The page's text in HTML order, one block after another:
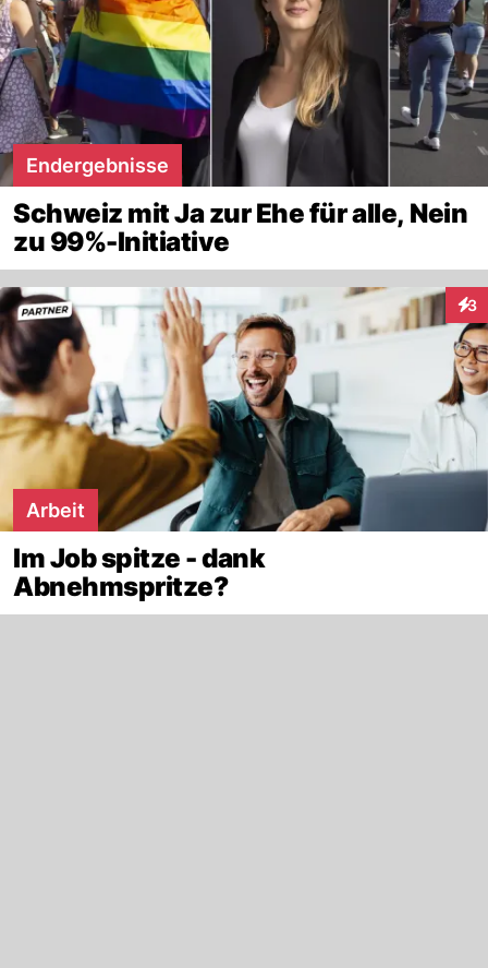
Endergebnisse
Schweiz mit Ja zur Ehe für alle, Nein
zu 99%-Initiative
3
Arbeit
Im Job spitze - dank
Abnehmspritze?